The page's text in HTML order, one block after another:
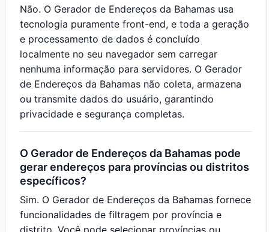
Não. O Gerador de Endereços da Bahamas usa
tecnologia puramente front-end, e toda a geração
e processamento de dados é concluído
localmente no seu navegador sem carregar
nenhuma informação para servidores. O Gerador
de Endereços da Bahamas não coleta, armazena
ou transmite dados do usuário, garantindo
privacidade e segurança completas.
O Gerador de Endereços da Bahamas pode
gerar endereços para províncias ou distritos
específicos?
Sim. O Gerador de Endereços da Bahamas fornece
funcionalidades de filtragem por província e
distrito. Você pode selecionar províncias ou